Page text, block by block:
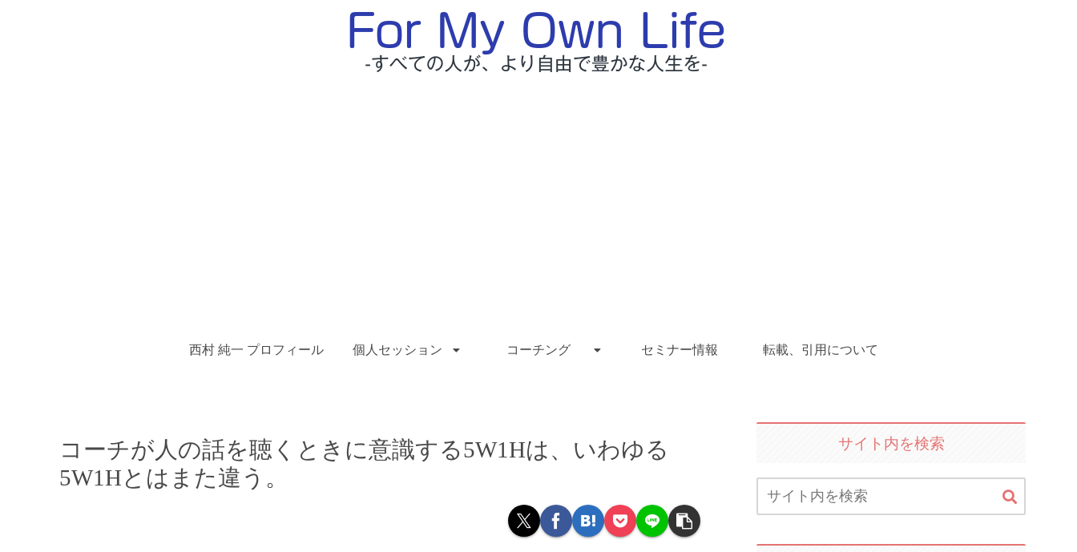
西村 純一 プロフィール 個人セッション コーチング セミナー情報 転載、引用について
コーチが人の話を聴くときに意識する5W1Hは、いわゆる
5W1Hとはまた違う。
サイト内を検索